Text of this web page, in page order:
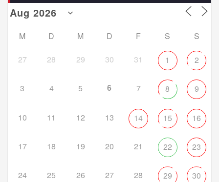
M D M D F S S
27 28 29 30 31 1 2
3 4 5 6 7 8 9
10 11 12 13 14 15 16
17 18 19 20 21 22 23
24 25 26 27 28 29 30